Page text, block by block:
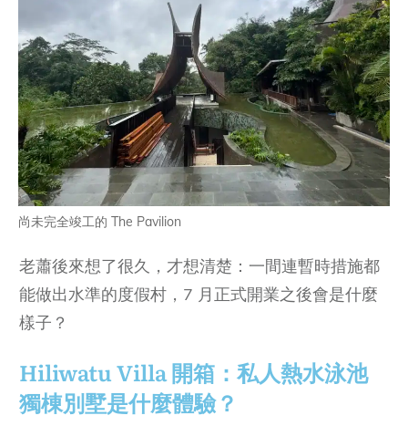
尚未完全竣工的 The Pavilion
老蕭後來想了很久，才想清楚：一間連暫時措施都
能做出水準的度假村，7 月正式開業之後會是什麼
樣子？
Hiliwatu Villa 開箱：私人熱水泳池
獨棟別墅是什麼體驗？